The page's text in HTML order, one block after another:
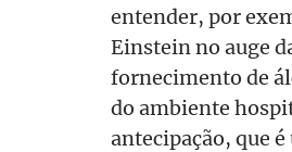
entender, por
Einstein no auge
fornecimento de
do ambiente
antecipação, que